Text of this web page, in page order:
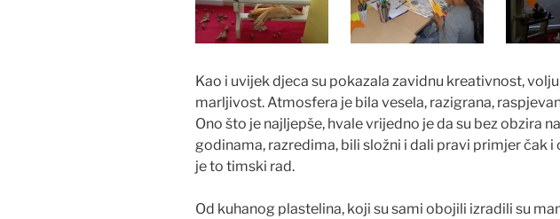
Kao i uvijek djeca su pokazala zavidnu kreativnost,
marljivost. Atmosfera je bila vesela, razigrana,
Ono što je najljepše, hvale vrijedno je da su bez obzira
godinama, razredima, bili složni i dali pravi primjer čak i
je to timski rad.
Od kuhanog plastelina, koji su sami obojili izradili su